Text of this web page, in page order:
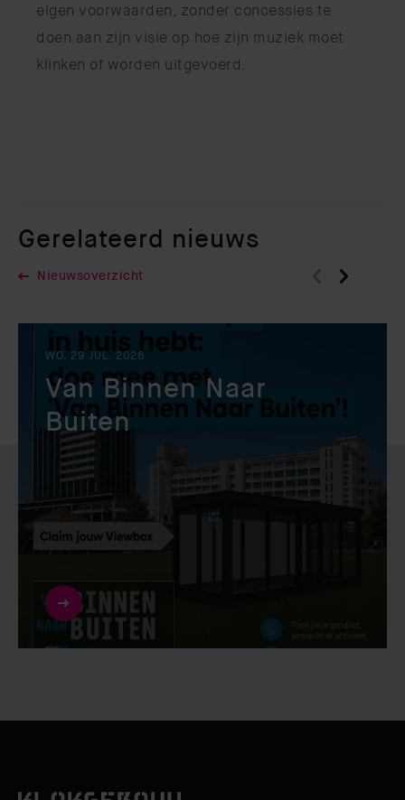
eigen voorwaarden, zonder concessies te
doen aan zijn visie op hoe zijn muziek moet
klinken of worden uitgevoerd.
Gerelateerd nieuws
Nieuwsoverzicht
WO. 29 JUL. 2026
Van Binnen Naar
Buiten